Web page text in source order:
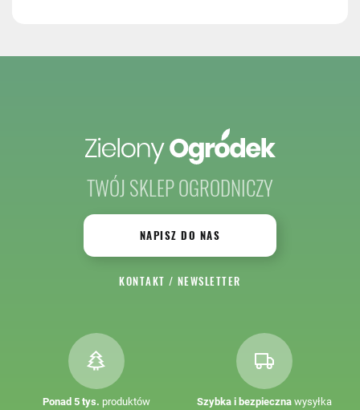
TWÓJ SKLEP OGRODNICZY
NAPISZ DO NAS
KONTAKT / NEWSLETTER
Ponad 5 tys. produktów Szybka i bezpiecznawysyłka